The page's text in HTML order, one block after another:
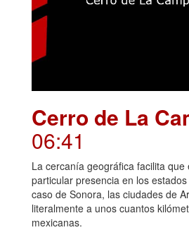
Cerro de La
06:41
La cercanía geográfica facilita que
particular presencia en los
caso de Sonora, las ciudades de
literalmente a unos cuantos
mexicanas.